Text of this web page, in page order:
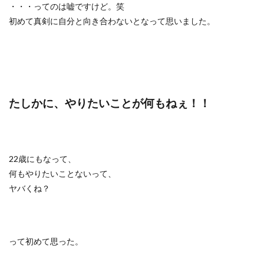
・・・ってのは嘘ですけど。笑
初めて真剣に自分と向き合わないとなって思いました。
たしかに、やりたいことが何もねぇ！！
22歳にもなって、
何もやりたいことないって、
ヤバくね？
って初めて思った。